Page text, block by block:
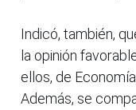
Indicó, también,
la opinión
ellos, de
Además, se